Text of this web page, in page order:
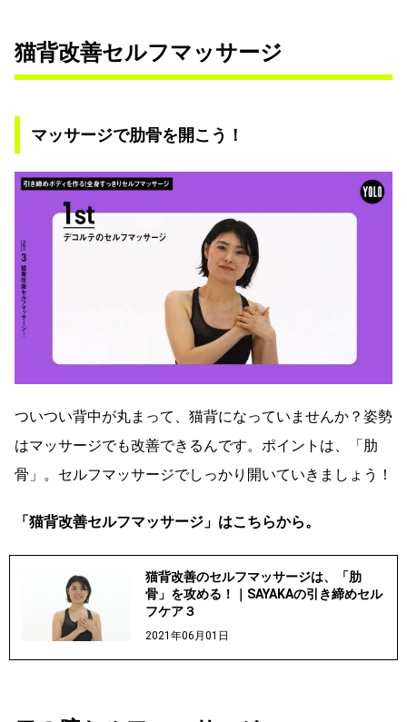
猫背改善セルフマッサージ
マッサージで肋骨を開こう！
ついつい背中が丸まって、猫背になっていませんか？姿勢
はマッサージでも改善できるんです。ポイントは、「肋
骨」。セルフマッサージでしっかり開いていきましょう！
「猫背改善セルフマッサージ」はこちらから。
猫背改善のセルフマッサージは、「肋
骨」を攻める！｜SAYAKAの引き締めセル
フケア３
2021年06月01日